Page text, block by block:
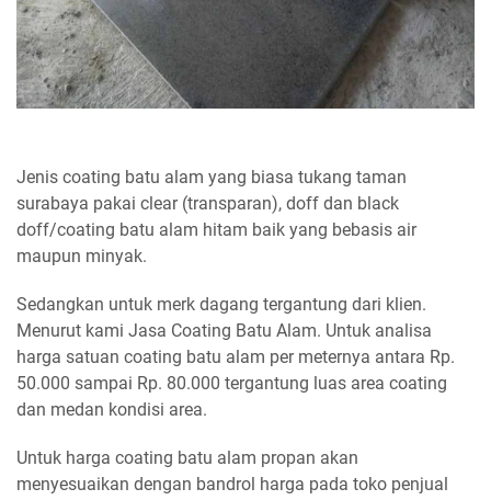
Jenis coating batu alam yang biasa tukang taman
surabaya pakai clear (transparan), doff dan black
doff/coating batu alam hitam baik yang bebasis air
maupun minyak.
Sedangkan untuk merk dagang tergantung dari klien.
Menurut kami Jasa Coating Batu Alam. Untuk analisa
harga satuan coating batu alam per meternya antara Rp.
50.000 sampai Rp. 80.000 tergantung luas area coating
dan medan kondisi area.
Untuk harga coating batu alam propan akan
menyesuaikan dengan bandrol harga pada toko penjual